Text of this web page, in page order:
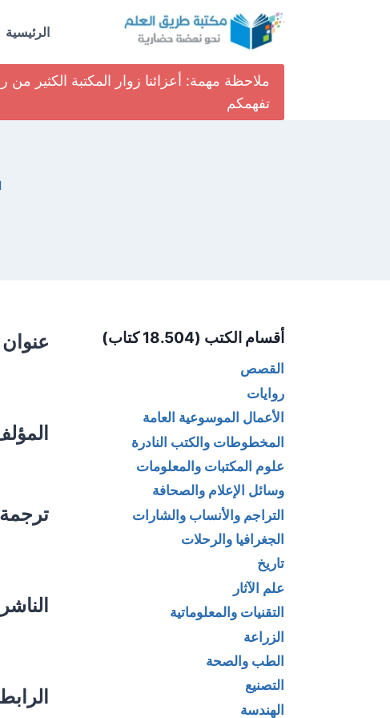
الرئيسية
ملاحظة مهمة: أعزائنا زوار المكتبة
تفهمكم
عنوان أقسام الكتب (18.504 كتاب)
القصص
روايات
الأعمال الموسوعية العامة
المخطوطات والكتب النادرة
علوم المكتبات والمعلومات
وسائل الإعلام والصحافة
التراجم والأنساب والشارات
الجغرافيا والرحلات
تاريخ
علم الآثار
التقنيات والمعلوماتية
الزراعة
الطب والصحة
التصنيع
الهندسة